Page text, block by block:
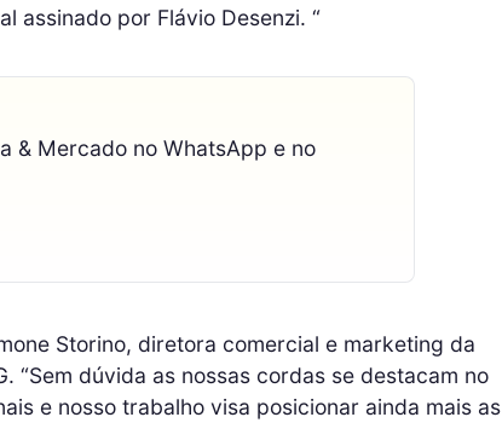
assinado por Flávio Desenzi. “
& Mercado no WhatsApp e no
Storino, diretora comercial e marketing da
“Sem dúvida as nossas cordas se destacam no
e nosso trabalho visa posicionar ainda mais as